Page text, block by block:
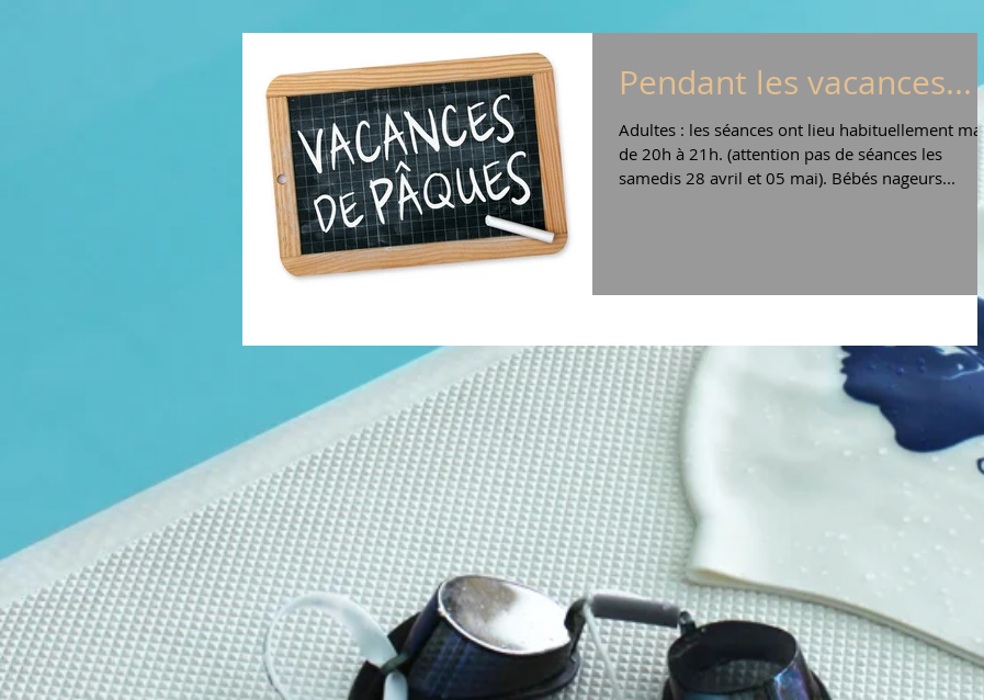
Pendant les vacances...
Adultes : les séances ont lieu habituellement mais
de 20h à 21h. (attention pas de séances les
samedis 28 avril et 05 mai). Bébés nageurs...